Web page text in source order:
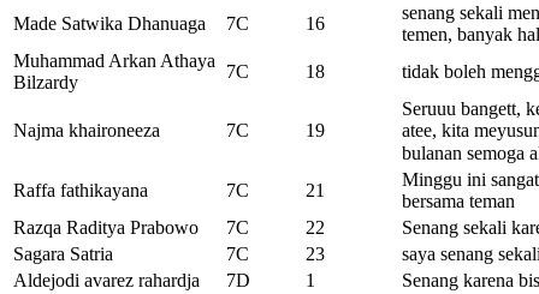
Made Satwika Dhanuaga
7C 16
senang sekali
temen, banyak
Muhammad Arkan Athaya
Bilzardy
7C 18 tidak boleh
Najma khaironeeza 7C 19
Seruuu bangett,
atee, kita
bulanan semoga
Raffa fathikayana
7C 21
Minggu ini
bersama teman
Razqa Raditya Prabowo
7C 22
Senang sekali
Sagara Satria
7C 23
saya senang
Aldejodi avarez rahardja
7D 1
Senang karena